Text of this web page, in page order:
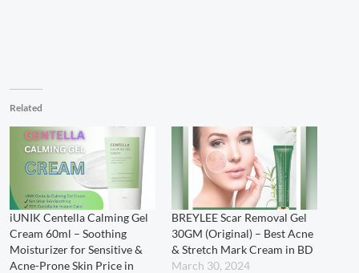
Related
iUNIK Centella Calming Gel
Cream 60ml – Soothing
Moisturizer for Sensitive &
Acne-Prone Skin Price in
BREYLEE Scar Removal Gel
30GM (Original) – Best Acne
& Stretch Mark Cream in BD
March 30, 2024